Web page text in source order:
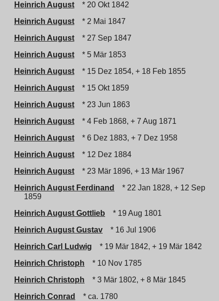
Heinrich August
* 20 Okt 1842
Heinrich August
* 2 Mai 1847
Heinrich August
* 27 Sep 1847
Heinrich August
* 5 Mär 1853
Heinrich August
* 15 Dez 1854, + 18 Feb 1855
Heinrich August
* 15 Okt 1859
Heinrich August
* 23 Jun 1863
Heinrich August
* 4 Feb 1868, + 7 Aug 1871
Heinrich August
* 6 Dez 1883, + 7 Dez 1958
Heinrich August
* 12 Dez 1884
Heinrich August
* 23 Mär 1896, + 13 Mär 1967
Heinrich August Ferdinand
* 22 Jan 1828, + 12 Sep
1859
Heinrich August Gottlieb
* 19 Aug 1801
Heinrich August Gustav
* 16 Jul 1906
Heinrich Carl Ludwig
* 19 Mär 1842, + 19 Mär 1842
Heinrich Christoph
* 10 Nov 1785
Heinrich Christoph
* 3 Mär 1802, + 8 Mär 1845
Heinrich Conrad
* ca. 1780